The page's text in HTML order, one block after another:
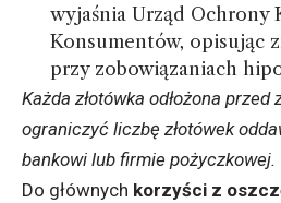
wyjaśnia Urząd Ochrony
Konsumentów, opisując
przy zobowiązaniach
Każda złotówka odłożona przed
ograniczyć liczbę złotówek
bankowi lub firmie pożyczkowej.
Do głównych korzyści z